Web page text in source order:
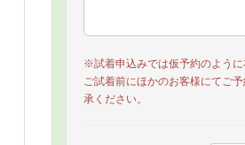
※試着申込みでは仮予約のように
ご試着前にほかのお客様にてご
承ください。